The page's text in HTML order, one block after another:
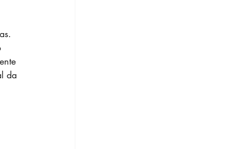
da